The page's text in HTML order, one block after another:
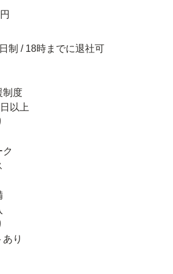
制 / 18時までに退社可
制度
以上
ク
り